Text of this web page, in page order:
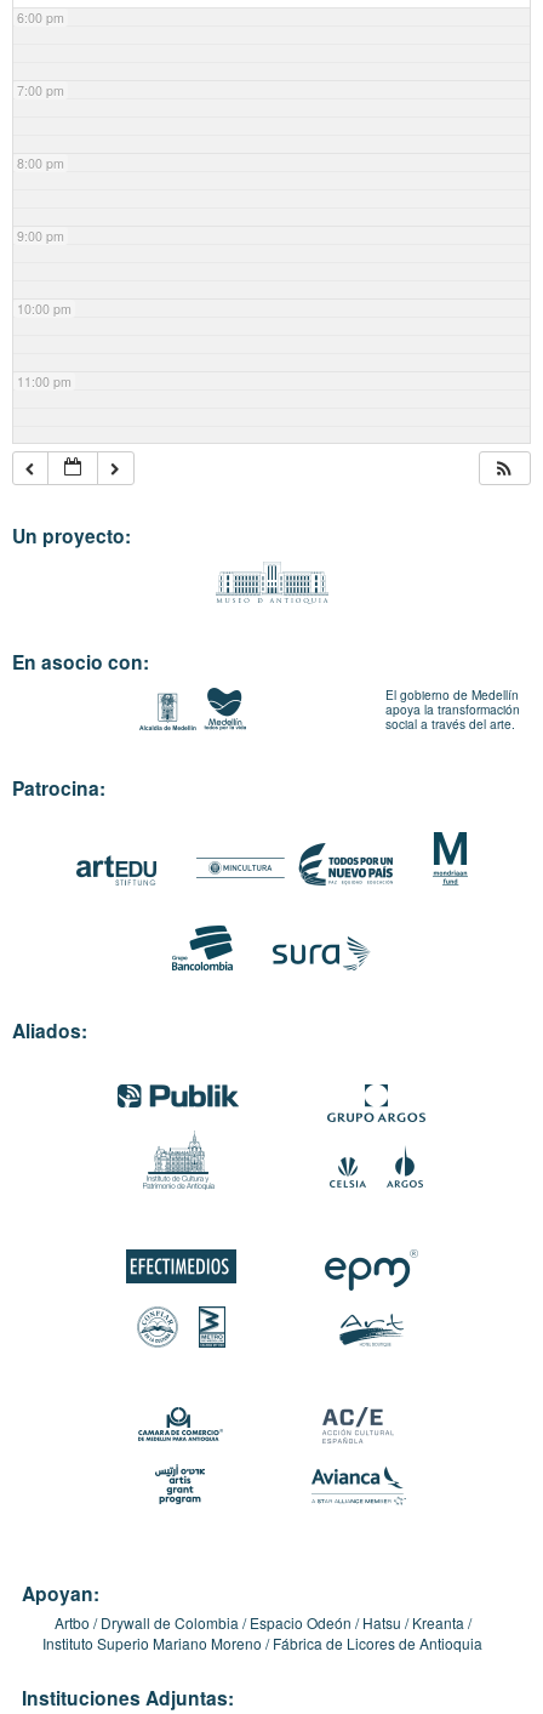
6:00 pm
7:00 pm
8:00 pm
9:00 pm
10:00 pm
11:00 pm
Un proyecto:
En asocio con:
El gobierno de Medellín
apoya la transformación
social a través del arte.
Patrocina:
Aliados:
Apoyan:
Artbo Drywall de Colombia Espacio Odeón Hatsu
Kreanta
Instituto Superio Mariano Moreno
Fábrica de Licores de Antioquia
Instituciones Adjuntas: